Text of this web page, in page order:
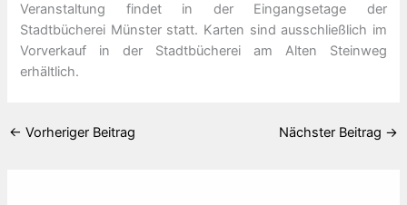
Veranstaltung findet in der Eingangsetage der
Stadtbücherei Münster statt. Karten sind ausschließlich im
Vorverkauf in der Stadtbücherei am Alten Steinweg
erhältlich.
← Vorheriger Beitrag Nächster Beitrag →